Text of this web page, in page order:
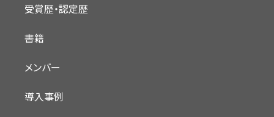
受賞歴・認定歴
書籍
メンバー
導入事例